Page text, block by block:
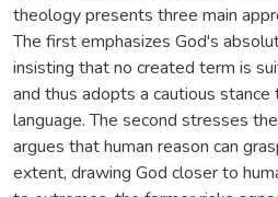
theology presents three main
The first emphasizes God's
insisting that no created term is
and thus adopts a cautious
language. The second stresses
argues that human reason can
extent, drawing God closer to